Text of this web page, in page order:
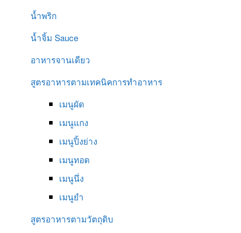
น้ำพริก
น้ำจิ้ม Sauce
อาหารจานเดียว
สูตรอาหารตามเทคนิคการทำอาหาร
เมนูผัด
เมนูแกง
เมนูปิ้งย่าง
เมนูทอด
เมนูนึ่ง
เมนูยำ
สูตรอาหารตามวัตถุดิบ